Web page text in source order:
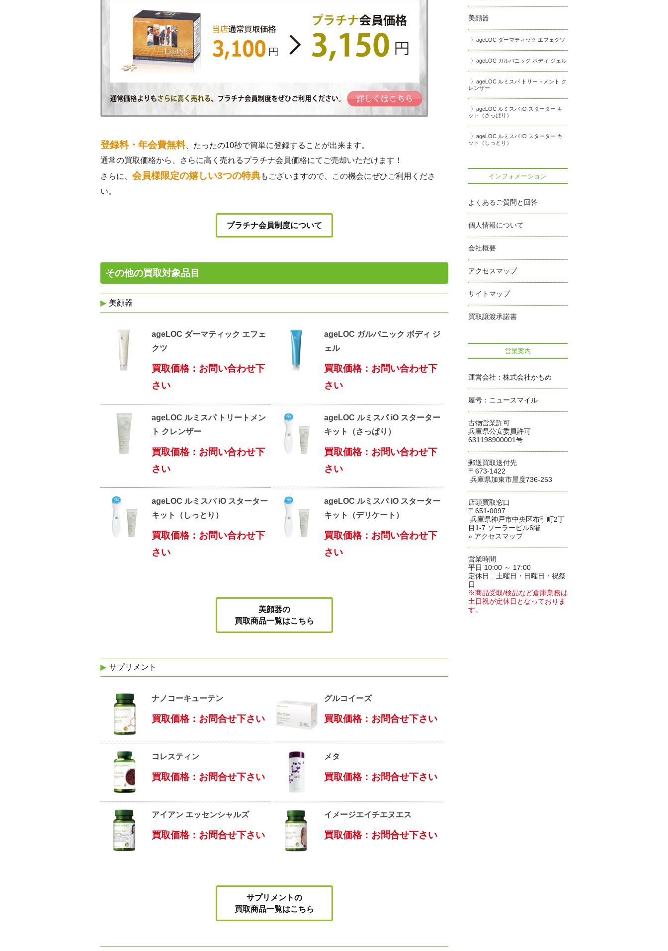
登録料・年会費無料、たったの10秒で簡単に登録することが出来ます。
通常の買取価格から、さらに高く売れるプラチナ会員価格にてご売却いただけます！
さらに、 会員様限定の嬉しい3つの特典もございますので、この機会にぜひご利用くださ
い。
プラチナ会員制度について
その他の買取対象品目
美顔器
ageLOC ダーマティック エフェ
クツ
買取価格：お問い合わせ下
さい
ageLOC ガルバニック ボディ ジ
ェル
買取価格：お問い合わせ下
さい
ageLOC ルミスパ トリートメン
ト クレンザー
買取価格：お問い合わせ下
さい
ageLOC ルミスパ iO スターター
キット（さっぱり）
買取価格：お問い合わせ下
さい
ageLOC ルミスパ iO スターター
キット（しっとり）
買取価格：お問い合わせ下
さい
ageLOC ルミスパ iO スターター
キット（デリケート）
買取価格：お問い合わせ下
さい
美顔器の
買取商品一覧はこちら
サプリメント
ナノコーキューテン
買取価格：お問合せ下さい
グルコイーズ
買取価格：お問合せ下さい
コレスティン
買取価格：お問合せ下さい
メタ
買取価格：お問合せ下さい
アイアン エッセンシャルズ
買取価格：お問合せ下さい
イメージエイチエヌエス
買取価格：お問合せ下さい
サプリメントの
買取商品一覧はこちら
美顔器
ageLOC ダーマティック エフェクツ
ageLOC ガルバニック ボディ ジェル
ageLOC ルミスパ トリートメント ク
レンザー
ageLOC ルミスパ iO スターター キ
ット（さっぱり）
ageLOC ルミスパ iO スターター キ
ット（しっとり）
インフォメーション
よくあるご質問と回答
個人情報について
会社概要
アクセスマップ
サイトマップ
買取譲渡承諾書
営業案内
運営会社：株式会社かもめ
屋号：ニュースマイル
古物営業許可
兵庫県公安委員許可
631198900001号
郵送買取送付先
〒673-1422
兵庫県加東市屋度736-253
店頭買取窓口
〒651-0097
兵庫県神戸市中央区布引町2丁
目1-7 ソーラービル6階
» アクセスマップ
営業時間
平日 10:00 ～ 17:00
定休日…土曜日・日曜日・祝祭
日
※商品受取/検品など倉庫業務は
土日祝が定休日となっておりま
す。